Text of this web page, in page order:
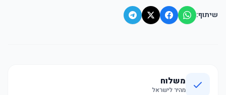
שיתוף:
משלוח
מהיר לישראל